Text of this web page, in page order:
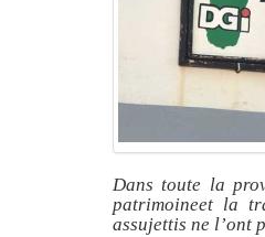
Dans toute la
patrimoineet la
assujettis ne l’ont